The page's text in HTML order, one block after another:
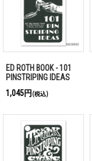
ED ROTH BOOK - 101
PINSTRIPING IDEAS
1,045円 (税込)